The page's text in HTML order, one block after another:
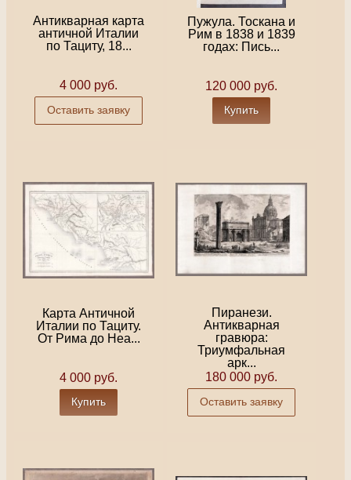
Антикварная карта
античной Италии
по Тациту, 18...
4 000 руб.
Оставить заявку
Пужула. Тоскана и
Рим в 1838 и 1839
годах: Пись...
120 000 руб.
Купить
Карта Античной
Италии по Тациту.
От Рима до Неа...
4 000 руб.
Купить
Пиранези.
Антикварная
гравюра:
Триумфальная
арк...
180 000 руб.
Оставить заявку